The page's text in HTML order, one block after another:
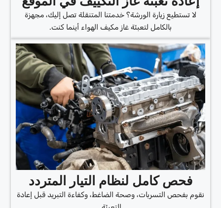
لا تستطيع زيارة الورشة؟ خدمتنا المتنقلة تصل إليك، مجهزة
بالكامل لتعبئة غاز مكيف الهواء أينما كنت.
فحص كامل لنظام التيار المتردد
نقوم بفحص التسربات، وصحة الضاغط، وكفاءة التبريد قبل إعادة